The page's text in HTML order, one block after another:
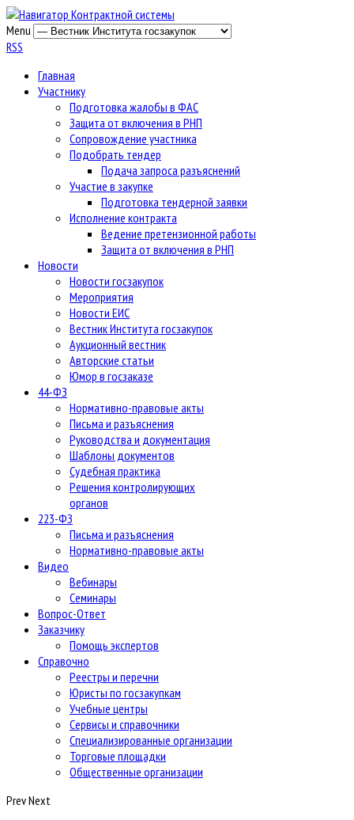
Menu
RSS
Главная
Участнику
Подготовка жалобы в ФАС
Защита от включения в РНП
Сопровождение участника
Подобрать тендер
Подача запроса разъяснений
Участие в закупке
Подготовка тендерной заявки
Исполнение контракта
Ведение претензионной работы
Защита от включения в РНП
Новости
Новости госзакупок
Мероприятия
Новости ЕИС
Вестник Института госзакупок
Аукционный вестник
Авторские статьи
Юмор в госзаказе
44-ФЗ
Нормативно-правовые акты
Письма и разъяснения
Руководства и документация
Шаблоны документов
Судебная практика
Решения контролирующих
органов
223-ФЗ
Письма и разъяснения
Нормативно-правовые акты
Видео
Вебинары
Семинары
Вопрос-Ответ
Заказчику
Помощь экспертов
Справочно
Реестры и перечни
Юристы по госзакупкам
Учебные центры
Сервисы и справочники
Специализированные организации
Торговые площадки
Общественные организации
PrevNext